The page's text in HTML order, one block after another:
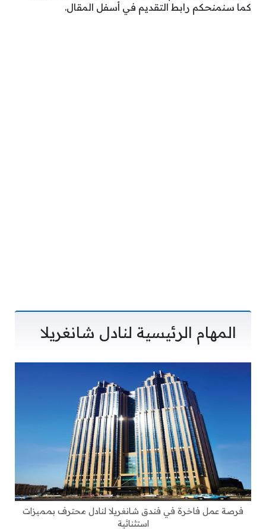
كما سنمنحكم رابط التقديم في أسفل المقال.
المهام الرئيسية لنادل شانغريلا
فرصة عمل فاخرة في فندق شانغريلا لنادل محترف بمميزات
استثنائية